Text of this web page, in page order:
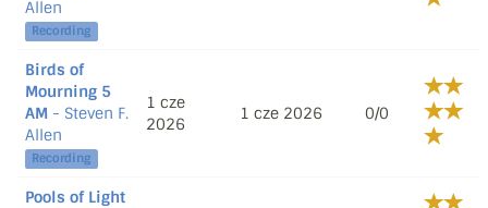
Allen
Recording
Birds of
Mourning 5
AM - Steven F.
Allen
Recording
1 cze
2026
1 cze 2026 0/0
Pools of Light